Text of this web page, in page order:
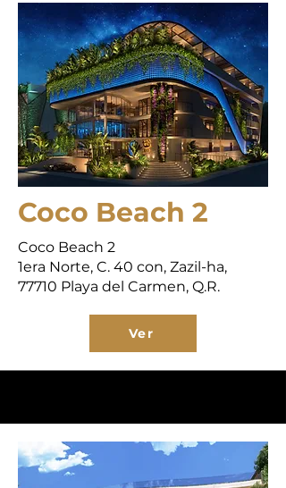
Coco Beach 2
Coco Beach 2
1era Norte, C. 40 con, Zazil-ha,
77710 Playa del Carmen, Q.R.
Ver